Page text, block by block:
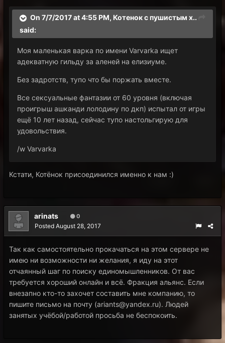
On 7/7/2017 at 4:55 PM, Котенок с пушистым х..
said:
Моя маленькая варка по имени Varvarka ищет
адекватную гильду за аленей на елизиуме.
Без задротств, тупо что бы поржать вместе.
Все сексуальные фантазии от 60 уровня (включая
проигрыш ашканди лолодину по дкп) испытал от игры
ещё 10 лет назад, сейчас тупо настольгирую для
удовольствия.
/w Varvarka
Кстати, Котёнок присоединился именно к нам :)
arinats 0
Posted August 28, 2017
Так как самостоятельно прокачаться на этом сервере не
имею ни возможности ни желания, я иду на этот
отчаянный шаг по поиску единомышленников. От вас
требуется хороший онлайн и всё. Фракция альянс. Если
внезапно кто-то захочет составить мне компанию, то
пишите письмо на почту (ariants@yandex.ru). Людей
занятых учёбой/работой просьба не беспокоить.